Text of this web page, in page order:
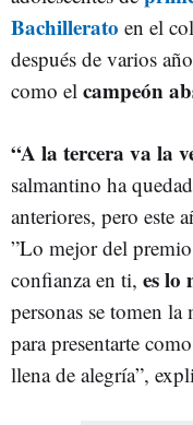
Bachillerato en el
después de varios
como el campeón
“A la tercera va la
salmantino ha
anteriores, pero este
”Lo mejor del
confianza en ti, es lo
personas se tomen
para presentarte
llena de alegría”,